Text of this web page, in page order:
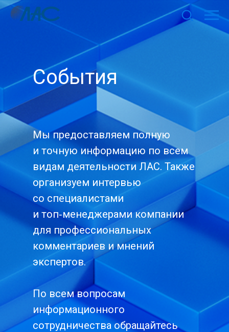
События
Мы предоставляем полную
и точную информацию по всем
видам деятельности ЛАС. Также
организуем интервью
со специалистами
и топ‑менеджерами компании
для профессиональных
комментариев и мнений
экспертов.
По всем вопросам
информационного
сотрудничества обращайтесь